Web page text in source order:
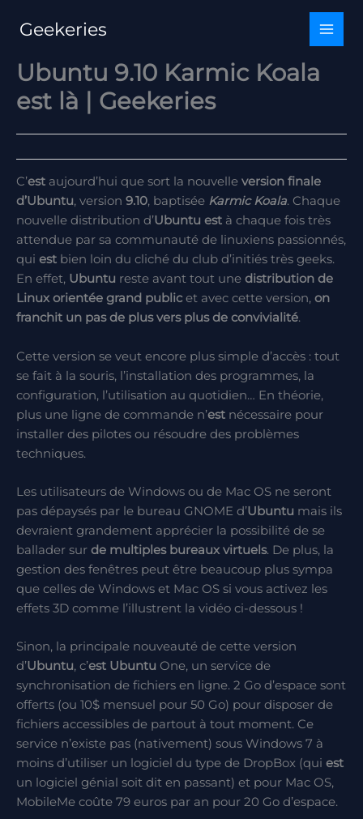
Geekeries
Ubuntu 9.10 Karmic Koala
est là | Geekeries
C’est aujourd’hui que sort la nouvelle version finale
d’Ubuntu, version 9.10, baptisée Karmic Koala. Chaque
nouvelle distribution d’Ubuntu est à chaque fois très
attendue par sa communauté de linuxiens passionnés,
qui est bien loin du cliché du club d’initiés très geeks.
En effet, Ubuntu reste avant tout une distribution de
Linux orientée grand publicet avec cette version, on
franchit un pas de plus vers plus de convivialité.
Cette version se veut encore plus simple d’accès : tout
se fait à la souris, l’installation des programmes, la
configuration, l’utilisation au quotidien… En théorie,
plus une ligne de commande n’est nécessaire pour
installer des pilotes ou résoudre des problèmes
techniques.
Les utilisateurs de Windows ou de Mac OS ne seront
pas dépaysés par le bureau GNOME d’Ubuntu mais ils
devraient grandement apprécier la possibilité de se
ballader sur de multiples bureaux virtuels. De plus, la
gestion des fenêtres peut être beaucoup plus sympa
que celles de Windows et Mac OS si vous activez les
effets 3D comme l’illustrent la vidéo ci-dessous !
Sinon, la principale nouveauté de cette version
d’Ubuntu, c’est Ubuntu One, un service de
synchronisation de fichiers en ligne. 2 Go d’espace sont
offerts (ou 10$ mensuel pour 50 Go) pour disposer de
fichiers accessibles de partout à tout moment. Ce
service n’existe pas (nativement) sous Windows 7 à
moins d’utiliser un logiciel du type de DropBox (qui est
un logiciel génial soit dit en passant) et pour Mac OS,
MobileMe coûte 79 euros par an pour 20 Go d’espace.